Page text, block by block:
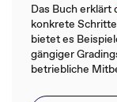
Das Buch
konkrete
bietet es
gängiger
betriebliche